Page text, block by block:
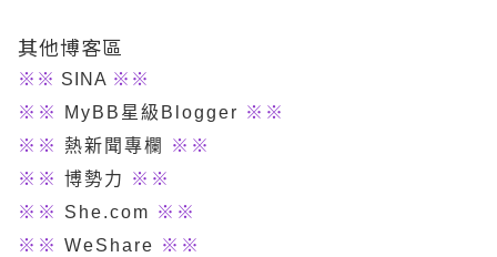
其他博客區
※ ※ SINA ※※
※※
MyBB星級Blogger ※※
※※ 熱新聞專欄
※※
※※ 博勢力
※※
※※ She.com ※※
※※ WeShare ※※